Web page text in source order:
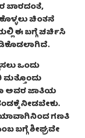
ಬಾರದಂತೆ,
ಚಿಂತನೆ
ಈ ಬಗ್ಗೆ ಚರ್ಚಿಸಿ
ಒಂದು
ಮತ್ತೊಂದು
ಅವರ ಜಾತಿಯ
ನೀಡಬೇಕು.
ಯಾವಾಗಿನಿಂದ ಗಣತಿ
ಬಗ್ಗೆ ಶೀಘ್ರವೇ